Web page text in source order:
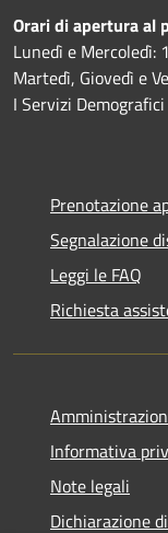
Orari di apertura al
Lunedì e Mercoledì:
Martedì, Giovedì e
I Servizi
Prenotazione
Segnalazione
Leggi le FAQ
Richiesta
Informativa
Note legali
Dichiarazione